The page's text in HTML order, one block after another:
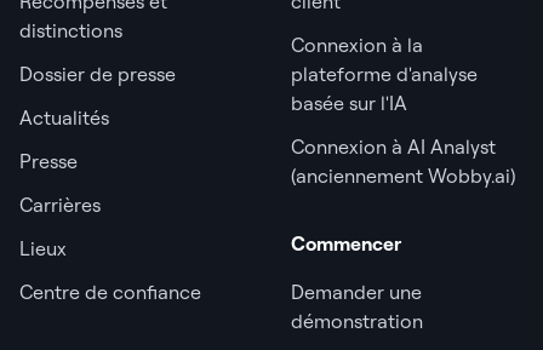
distinctions
Dossier de presse
Actualités
Presse
Carrières
Lieux
Centre de confiance
Connexion à la
plateforme d'analyse
basée sur l'IA
Connexion à AI Analyst
(anciennement Wobby.ai)
Commencer
Demander une
démonstration